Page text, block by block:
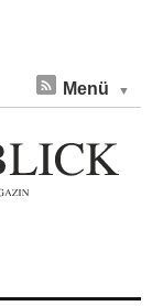
Menü